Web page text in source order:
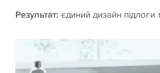
Результат: єдиний дизайн